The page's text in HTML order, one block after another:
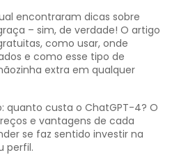
encontraram dicas sobre
– sim, de verdade! O artigo
como usar, onde
e como esse tipo de
extra em qualquer
quanto custa o ChatGPT-4? O
e vantagens de cada
se faz sentido investir na
perfil.